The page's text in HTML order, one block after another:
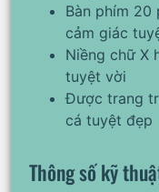
Bàn phím 20
cảm giác
Niềng chữ X
tuyệt vời
Được trang
cá tuyệt đẹp
Thông số kỹ